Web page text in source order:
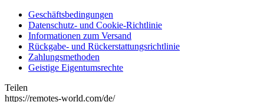
Geschäftsbedingungen
Datenschutz- und Cookie-Richtlinie
Informationen zum Versand
Rückgabe- und Rückerstattungsrichtlinie
Zahlungsmethoden
Geistige Eigentumsrechte
Teilen
https://remotes-world.com/de/